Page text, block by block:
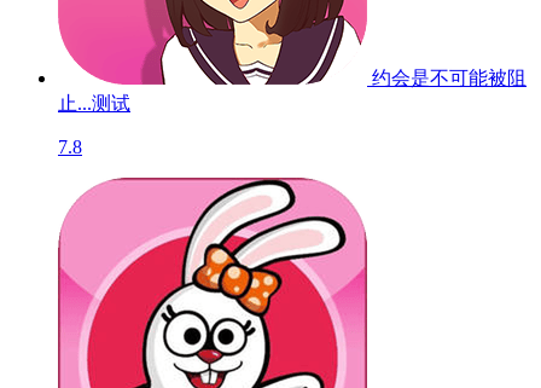
约会是不可能被阻
止...测试
7.8